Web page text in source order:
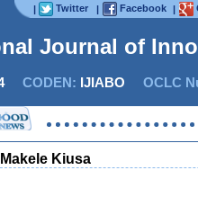
| Twitter | Facebook |
Journal of
CODEN: IJIABO OCLC
Kiusa